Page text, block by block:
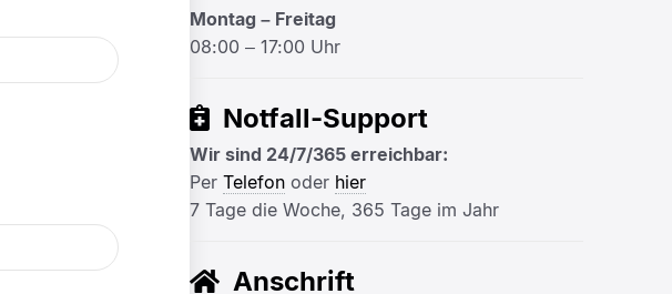
Montag – Freitag
08:00 – 17:00 Uhr
Notfall-Support
Wir sind 24/7/365 erreichbar:
Per Telefonoder hier
7 Tage die Woche, 365 Tage im Jahr
Anschrift